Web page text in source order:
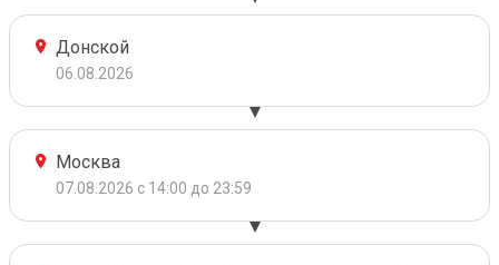
Донской
06.08.2026
Москва
07.08.2026 с 14:00 до 23:59